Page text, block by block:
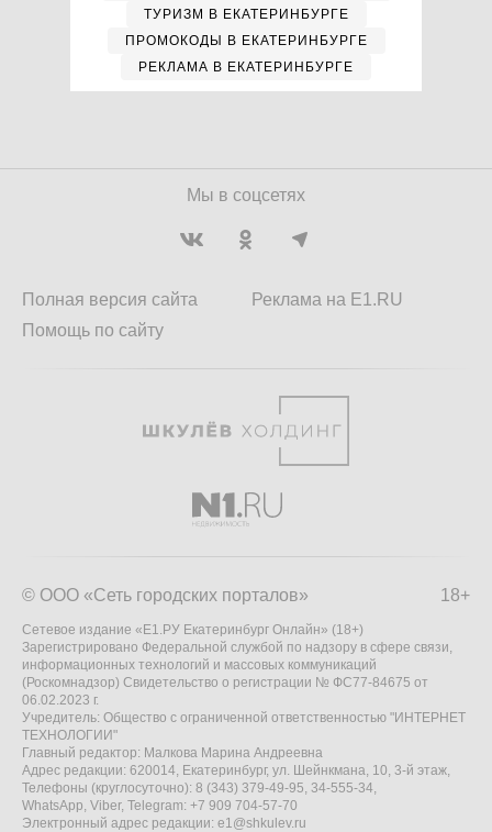
ТУРИЗМ В ЕКАТЕРИНБУРГЕ
ПРОМОКОДЫ В ЕКАТЕРИНБУРГЕ
РЕКЛАМА В ЕКАТЕРИНБУРГЕ
Мы в соцсетях
Полная версия сайта
Помощь по сайту
Реклама на E1.RU
18+
© ООО «Сеть городских порталов»
Сетевое издание «Е1.РУ Екатеринбург Онлайн» (18+)
Зарегистрировано Федеральной службой по надзору в сфере связи,
информационных технологий и массовых коммуникаций
(Роскомнадзор) Свидетельство о регистрации № ФС77-84675 от
06.02.2023 г.
Учредитель: Общество с ограниченной ответственностью "ИНТЕРНЕТ
ТЕХНОЛОГИИ"
Главный редактор: Малкова Марина Андреевна
Адрес редакции: 620014, Екатеринбург, ул. Шейнкмана, 10, 3-й этаж,
Телефоны (круглосуточно): 8 (343) 379-49-95, 34-555-34,
WhatsApp, Viber, Telegram: +7 909 704-57-70
Электронный адрес редакции: e1@shkulev.ru